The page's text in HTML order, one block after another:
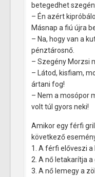
betegedhet
– Én azért
Másnap a fiú újra
– Na, hogy van a
pénztárosnő.
– Szegény Morzsi
– Látod, kisfiam,
ártani fog!
– Nem a mosópor
volt túl gyors neki!
Amikor egy férfi
következő
1. A férfi előveszi
2. A nő letakarítja a
3. A nő lemegy a